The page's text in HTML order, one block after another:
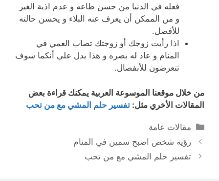
فعله في الدنيا من حسن طاعه و عدم اذية الغير
و من الممكن أن يعرف عنه البلاء و يحسن حالته
للأفضل.
اذا رأيت زوجك أو زوجتك تصاب العمي في
المنام و عاد له بصره و هذا يدل علي أنكما سوف
تتعرضون للأنفصال.
من خلال موقعنا الموسوعة العربية يمكنك قراءة بعض
المقالات الأخري مثل: تفسير حلم المشي مع من تحب
التصنيفات
مقالات عامة
رؤية شخص اصبح سمين في المنام
تفسير حلم المشي مع من تحب